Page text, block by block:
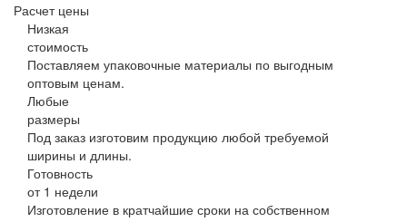
Расчет цены
Низкая
стоимость
Поставляем упаковочные материалы по выгодным
оптовым ценам.
Любые
размеры
Под заказ изготовим продукцию любой требуемой
ширины и длины.
Готовность
от 1 недели
Изготовление в кратчайшие сроки на собственном